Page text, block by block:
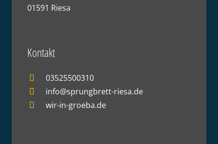
01591 Riesa
Kontakt
03525500310
info@sprungbrett-riesa.de
wir-in-groeba.de